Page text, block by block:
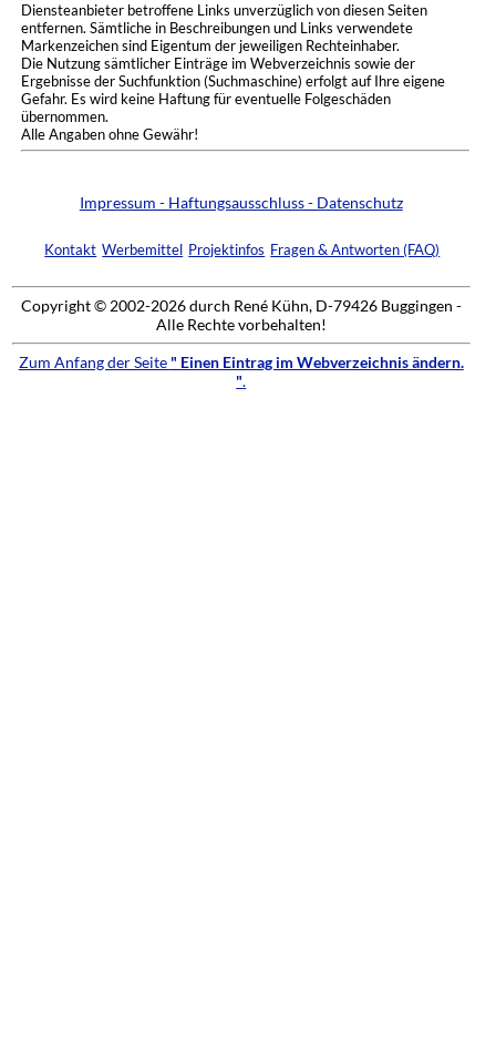
Diensteanbieter betroffene Links unverzüglich von diesen Seiten
entfernen. Sämtliche in Beschreibungen und Links verwendete
Markenzeichen sind Eigentum der jeweiligen Rechteinhaber.
Die Nutzung sämtlicher Einträge im Webverzeichnis sowie der
Ergebnisse der Suchfunktion (Suchmaschine) erfolgt auf Ihre eigene
Gefahr. Es wird keine Haftung für eventuelle Folgeschäden
übernommen.
Alle Angaben ohne Gewähr!
Impressum - Haftungsausschluss - Datenschutz
Kontakt Werbemittel Projektinfos Fragen & Antworten (FAQ)
Copyright © 2002-2026 durch René Kühn, D-79426 Buggingen -
Alle Rechte vorbehalten!
Zum Anfang der Seite " Einen Eintrag im Webverzeichnis ändern.
".